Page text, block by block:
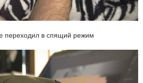
переходил в спящий режим